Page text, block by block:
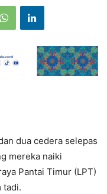
dua cedera selepas
mereka naiki
Pantai Timur (LPT)
tadi.